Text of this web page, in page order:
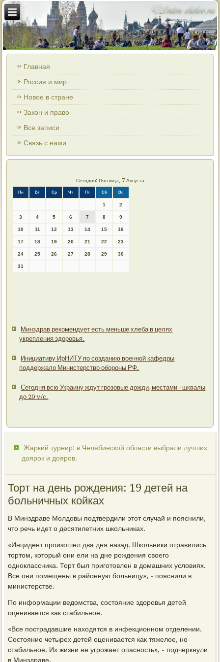
Главная
Россия и мир
Новое в стране
Закон и право
Все записи
Связь с нами
Сегодня: Пятница, 7 Августа
Пн Вт Ср Чт Пт Сб Вс
1 2
3 4 5 6 7 8 9
10 11 12 13 14 15 16
17 18 19 20 21 22 23
24 25 26 27 28 29 30
31
Минздрав рекомендует есть меньше хлеба в целях
укрепления здоровья.
Инициативу ИрНИТУ по созданию военной кафедры
поддержало Министерство обороны РФ.
Сегодня всю Украину ждут грозовые дожди, местами - шквалы
до 20 м/с.
Жаркий турнир: в Челябинской области выбрали лучших
доярок и дояров.
Торт на день рождения: 19 детей на
больничных койках
В Минздраве Молдовы подтвердили этот случай и пояснили,
что речь идет о десятилетних школьниках.
«Инцидент произошел два дня назад. Школьники отравились
тортом, который они ели на дне рождения своего
одноклассника. Торт был приготовлен в домашних условиях.
Все они помещены в районную больницу», - пояснили в
министерстве.
По информации ведомства, состояние здоровья детей
оценивается как стабильное.
«Все пострадавшие находятся в инфекционном отделении.
Состояние четырех детей оценивается как тяжелое, но
стабильное. Их жизни не угрожает опасность», - подчеркнули
в Минздраве.